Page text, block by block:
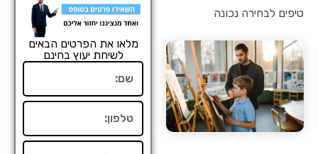
טיפים לבחירה נכונה
מלאו את הפרטים הבאים
לשיחת יעוץ בחינם